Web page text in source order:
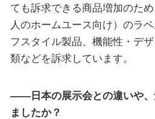
ても訴求できる商品増加のた
人のホームユース向け）のラ
フスタイル製品、機能性・デ
類などを訴求しています。
――日本の展示会との違いや、
ましたか？